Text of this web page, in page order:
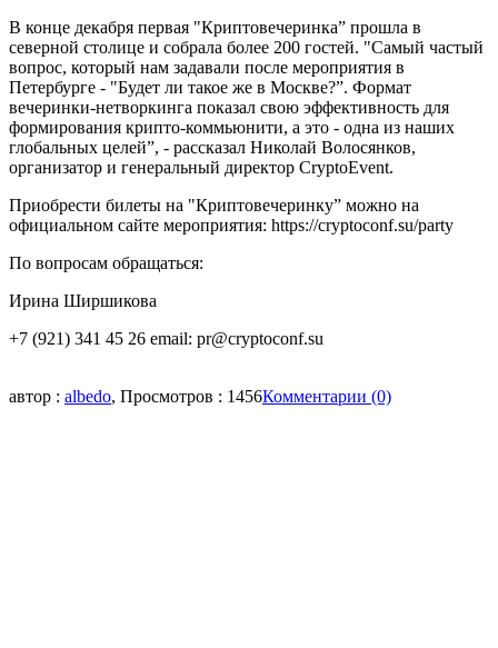
В конце декабря первая "Криптовечеринка” прошла в
северной столице и собрала более 200 гостей. "Самый частый
вопрос, который нам задавали после мероприятия в
Петербурге - "Будет ли такое же в Москве?”. Формат
вечеринки-нетворкинга показал свою эффективность для
формирования крипто-коммьюнити, а это - одна из наших
глобальных целей”, - рассказал Николай Волосянков,
организатор и генеральный директор CryptoEvent.
Приобрести билеты на "Криптовечеринку” можно на
официальном сайте мероприятия: https://cryptoconf.su/party
По вопросам обращаться:
Ирина Ширшикова
+7 (921) 341 45 26 email: pr@cryptoconf.su
автор : albedo, Просмотров : 1456Комментарии (0)